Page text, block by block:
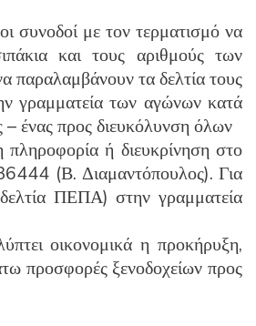
συνοδοί με τον τερματισμό να
και τους αριθμούς των
παραλαμβάνουν τα δελτία τους
γραμματεία των αγώνων κατά
– ένας προς διευκόλυνση όλων
ή διευκρίνηση στο
(Β. Διαμαντόπουλος). Για
ΠΕΠΑ) στην γραμματεία
οικονομικά η προκήρυξη,
προσφορές ξενοδοχείων προς